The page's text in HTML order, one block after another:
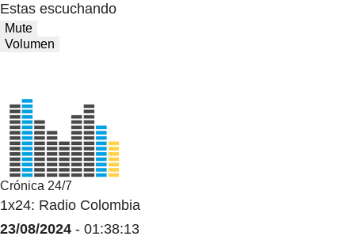
Estas escuchando
Mute
Volumen
Crónica 24/7
1x24: Radio Colombia
23/08/2024 - 01:38:13